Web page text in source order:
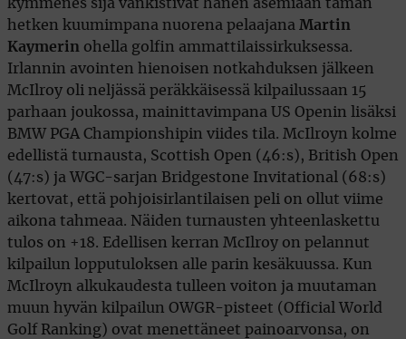
kymmenes sija vankistivat hänen asemiaan tämän
hetken kuumimpana nuorena pelaajana Martin
Kaymerin ohella golfin ammattilaissirkuksessa.
Irlannin avointen hienoisen notkahduksen jälkeen
McIlroy oli neljässä peräkkäisessä kilpailussaan 15
parhaan joukossa, mainittavimpana US Openin lisäksi
BMW PGA Championshipin viides tila. McIlroyn kolme
edellistä turnausta, Scottish Open (46:s), British Open
(47:s) ja WGC-sarjan Bridgestone Invitational (68:s)
kertovat, että pohjoisirlantilaisen peli on ollut viime
aikona tahmeaa. Näiden turnausten yhteenlaskettu
tulos on +18. Edellisen kerran McIlroy on pelannut
kilpailun lopputuloksen alle parin kesäkuussa. Kun
McIlroyn alkukaudesta tulleen voiton ja muutaman
muun hyvän kilpailun OWGR-pisteet (Official World
Golf Ranking) ovat menettäneet painoarvonsa, on